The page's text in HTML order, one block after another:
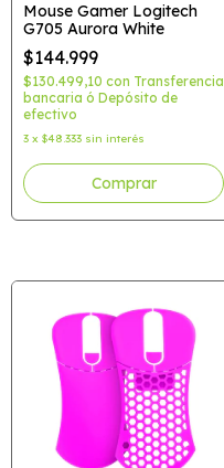
Mouse Gamer Logitech
G705 Aurora White
$144.999
$130.499,10 con Transferencia
bancaria ó Depósito de
efectivo
3 x $48.333 sin interés